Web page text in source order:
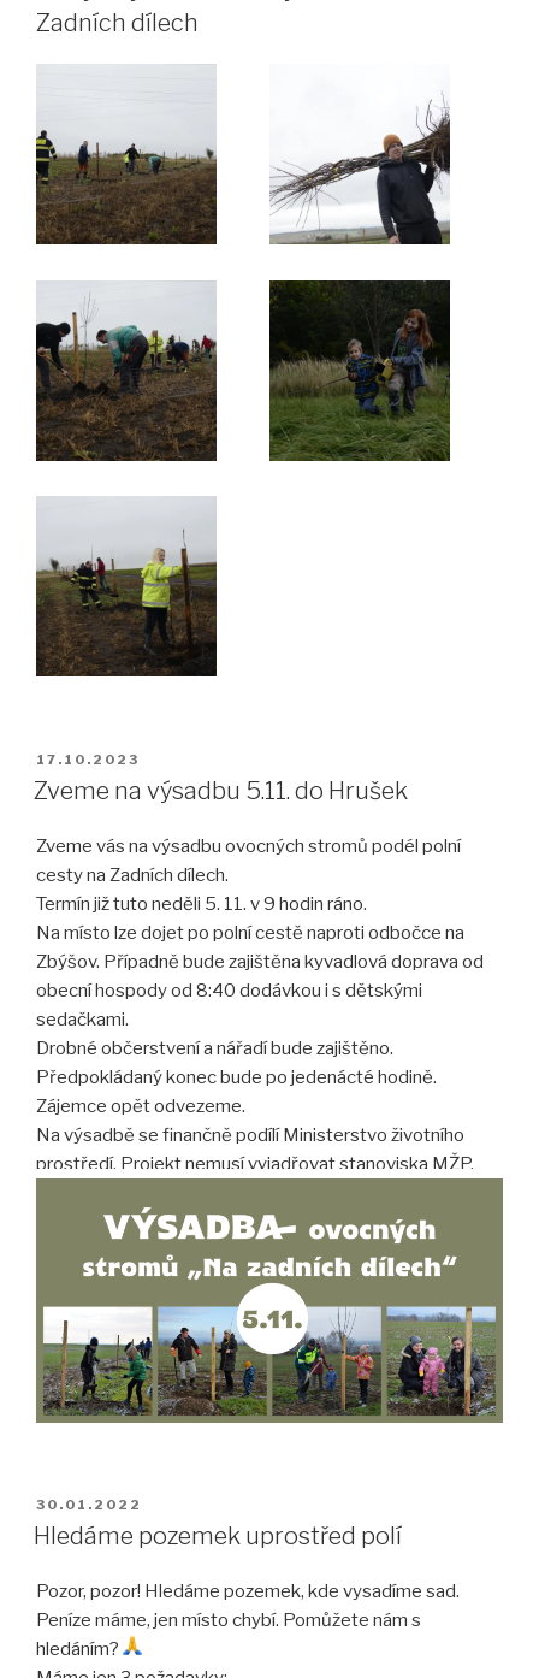
Zadních dílech
PUBLIKOVÁNO
17.10.2023
Zveme na výsadbu 5.11. do Hrušek
Zveme vás na výsadbu ovocných stromů podél polní
cesty na Zadních dílech.
Termín již tuto neděli 5. 11. v 9 hodin ráno.
Na místo lze dojet po polní cestě naproti odbočce na
Zbýšov. Případně bude zajištěna kyvadlová doprava od
obecní hospody od 8:40 dodávkou i s dětskými
sedačkami.
Drobné občerstvení a nářadí bude zajištěno.
Předpokládaný konec bude po jedenácté hodině.
Zájemce opět odvezeme.
Na výsadbě se finančně podílí Ministerstvo životního
prostředí. Projekt nemusí vyjadřovat stanoviska MŽP.
PUBLIKOVÁNO
30.01.2022
Hledáme pozemek uprostřed polí
Pozor, pozor! Hledáme pozemek, kde vysadíme sad.
Peníze máme, jen místo chybí. Pomůžete nám s
hledáním?